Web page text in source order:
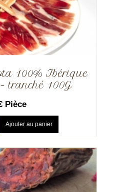
100% Ibérique
tranché 100G
Pièce
Ajouter au panier